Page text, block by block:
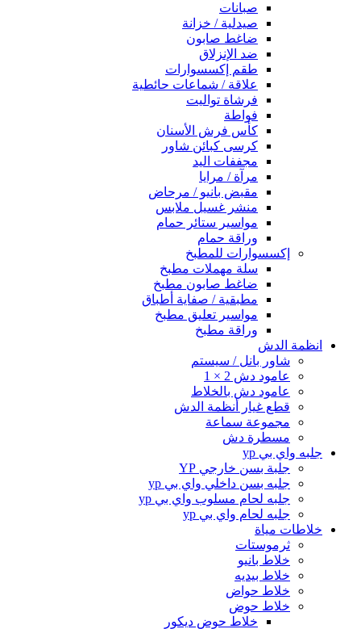
صبانات
صيدلية / خزانة
ضاغط صابون
ضد الإنزلاق
طقم إكسسوارات
علاقة / شماعات حائطية
فرشاة تواليت
فواطة
كأس فرش الأسنان
كرسى كبائن شاور
مجففات اليد
مرآة / مرايا
مقبض بانيو / مرحاض
منشر غسيل ملابس
مواسير ستائر حمام
وراقة حمام
إكسسوارات للمطبخ
سلة مهملات مطبخ
ضاغط صابون مطبخ
مطبقية / صفاية أطباق
مواسير تعليق مطبخ
وراقة مطبخ
انظمة الدش
شاور بانل / سيستم
عامود دش 2 × 1
عامود دش بالخلاط
قطع غيار أنظمة الدش
مجموعة سماعة
مسطرة دش
جلبه واي بي yp
جلبة بسن خارجي YP
جلبه بسن داخلي واي بي yp
جلبه لحام مسلوب واي بي yp
جلبه لحام واي بي yp
خلاطات مياة
ثرموستات
خلاط بانيو
خلاط بيديه
خلاط حواض
خلاط حوض
خلاط حوض ديكور